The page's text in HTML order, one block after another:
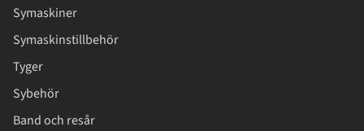
Symaskiner
Symaskinstillbehör
Tyger
Sybehör
Band och resår